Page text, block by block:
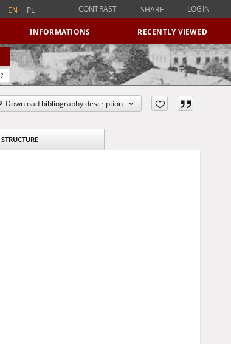
EN PL CONTRAST SHARE LOGIN
INFORMATIONS RECENTLY VIEWED
?
Download bibliography description
STRUCTURE